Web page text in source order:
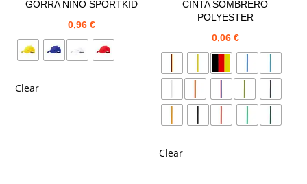
GORRA NIÑO SPORTKID
0,96€
Clear
CINTA SOMBRERO
POLYESTER
0,06 €
Clear